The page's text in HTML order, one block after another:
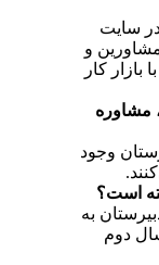
سایت
و
کار
مشاوره
وجود
است؟
به
دوم